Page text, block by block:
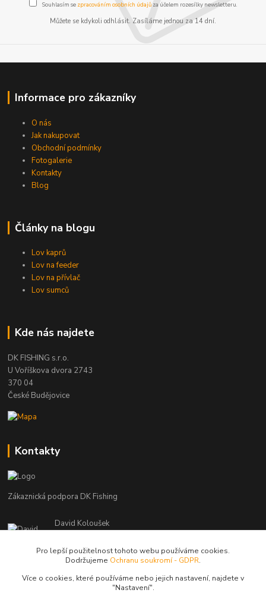
Souhlasím se zpracováním osobních údajůza účelem rozesílky newsletteru.
Můžete se kdykoli odhlásit. Zasíláme jednou za 14 dní.
Informace pro zákazníky
O nás
Jak nakupovat
Obchodní podmínky
Fotogalerie
Kontakty
Blog
Články na blogu
Lov kaprů
Lov na feeder
Lov na přívlač
Lov sumců
Kde nás najdete
DK FISHING s.r.o.
U Voříškova dvora 2743
370 04
České Budějovice
Kontakty
Zákaznická podpora DK Fishing
David Koloušek
(Po-Pá, 7-18 hod.)
Pro lepší použitelnost tohoto webu používáme cookies.
Dodržujeme Ochranu soukromí - GDPR.
Více o cookies, které používáme nebo jejich nastavení, najdete v
"Nastavení".